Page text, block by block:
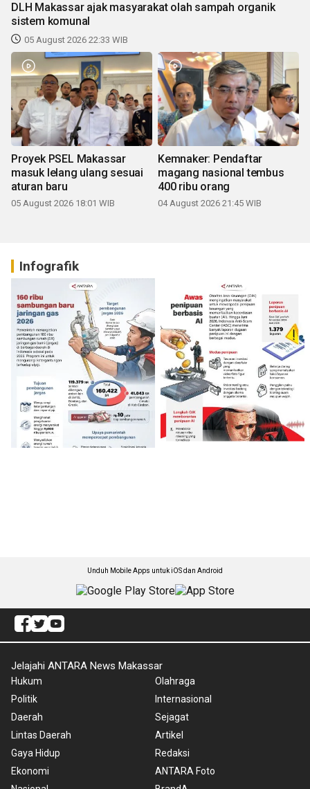
DLH Makassar ajak masyarakat olah sampah organik
sistem komunal
05 August 2026 22:33 WIB
Proyek PSEL Makassar
masuk lelang ulang sesuai
aturan baru
05 August 2026 18:01 WIB
Kemnaker: Pendaftar
magang nasional tembus
400 ribu orang
04 August 2026 21:45 WIB
Infografik
Unduh Mobile Apps untuk iOS dan Android
Jelajahi ANTARA News Makassar
Hukum
Politik
Daerah
Lintas Daerah
Gaya Hidup
Ekonomi
Olahraga
Internasional
Sejagat
Artikel
Redaksi
ANTARA Foto